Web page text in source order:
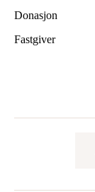
Donasjon
Fastgiver